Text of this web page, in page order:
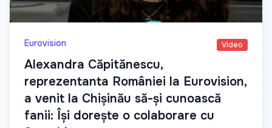
Eurovision Video
Alexandra Căpitănescu,
reprezentanta României la Eurovision,
a venit la Chișinău să-și cunoască
fanii: Își dorește o colaborare cu